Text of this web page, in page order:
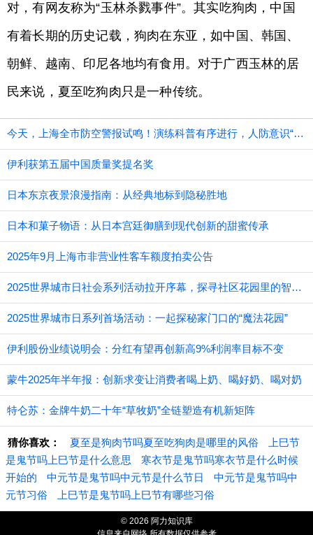
对，有网友称为“玉林杀戮事件”。其实吃狗肉，中国
有着长期的历史记载，狗肉在东亚，如中国、韩国、
朝鲜、越南、印尼各地均有食用。对于广西玉林的居
民来说，夏至吃狗肉只是一种传统。
今天，上海全市防空警报试鸣！演练科普有序进行，人防意识“声入人心”
伊利获第五届中国质量奖提名奖
日本东京夜景浪漫指南：从经典地标到隐秘胜地
日本和菓子物语：从日本宫廷御膳到现代创新的甜蜜传承
2025年9月上海市非营业性客车额度拍卖公告
2025世界城市日社会系列活动拉开序幕，探寻社区花园里的智慧应用
2025世界城市日系列首场活动：一起探秘家门口的“魔法花园”
伊利股份业绩说明会：分红有望再创新高9%利润率目标不变
蒙牛2025年半年报：创新求变让消费者喝上奶、喝好奶、喝对奶
特仑苏：金牌牛奶二十年“草牧奶”全链塑造有机新矩阵
猜你喜欢： 夏至是狗肉节吗夏至吃狗肉是哪里的风俗
上巳节
是鬼节吗上巳节是什么意思
寒衣节是鬼节吗寒衣节是什么时候
开始的
中元节是鬼节吗中元节是什么节日
中元节是鬼节吗中
元节习俗
上巳节是鬼节吗上巳节有哪些习俗
© 2026 阿力知识库